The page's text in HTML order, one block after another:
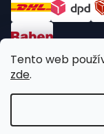
Tento web
zde.
Platby